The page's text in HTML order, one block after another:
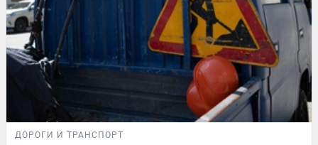
ДОРОГИ И ТРАНСПОРТ